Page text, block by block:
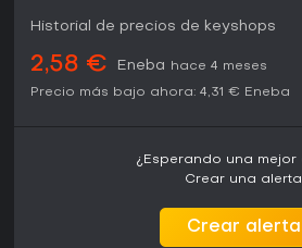
Historial de precios de keyshops
2,58 € Eneba
hace 4 meses
Precio más bajo ahora: 4,31 € Eneba
¿Esperando una mejor
Crear una
Crear alerta